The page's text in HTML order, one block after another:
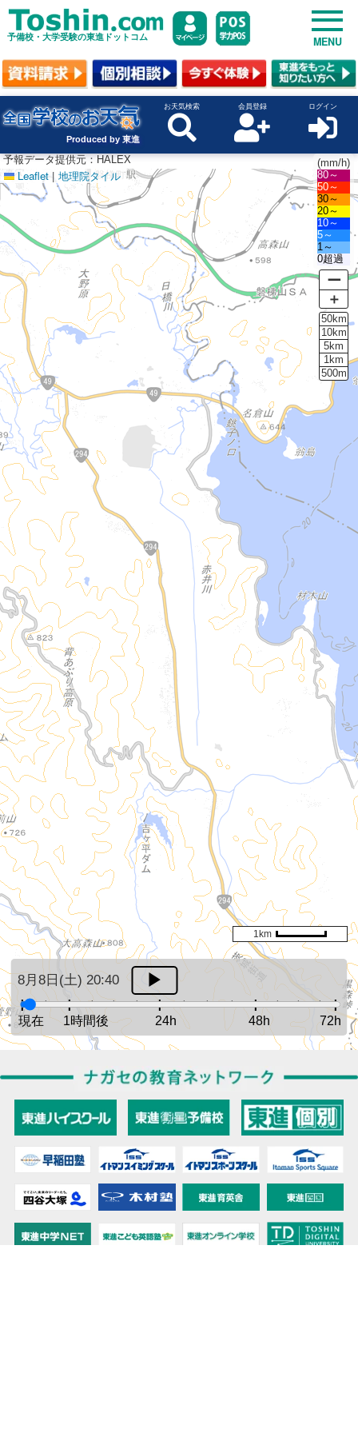
予備校・大学受験の東進ドットコム MENU
Produced by 東進
お天気検索 会員登録 ログイン
Leaflet | 地理院タイル
8月8日(土) 20:40
現在 1時間後 24h 48h 72h
1km
(mm/h)
80～
50～
30～
20～
10～
5～
1～
0超過
ー
＋
50km
10km
5km
1km
500m
予報データ提供元：HALEX